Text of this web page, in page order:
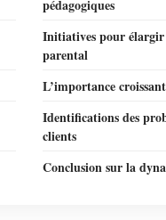
pédagogiques
Initiatives pour élargir
parental
L’importance
Identifications des
clients
Conclusion sur la